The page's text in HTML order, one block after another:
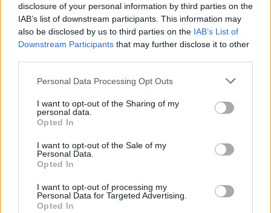
disclosure of your personal information by third parties on the
IAB’s list of downstream participants. This information may
also be disclosed by us to third parties on the IAB’s List of
Downstream Participants that may further disclose it to other
Please note that this website/app uses one or more Google
not limited to your visit or usage behaviour. You may click to
grant or deny consent to Google and its third-party tags to
use your data for below specified purposes in below Google
consent section.
Personal Data Processing Opt Outs
I want to opt-out of the Sharing of my
personal data.
Opted In
I want to opt-out of the Sale of my
Personal Data.
Opted In
I want to opt-out of processing my
Personal Data for Targeted Advertising.
Opted In
Amparo Moraleda asume la
vicepresidencia de CaixaBank